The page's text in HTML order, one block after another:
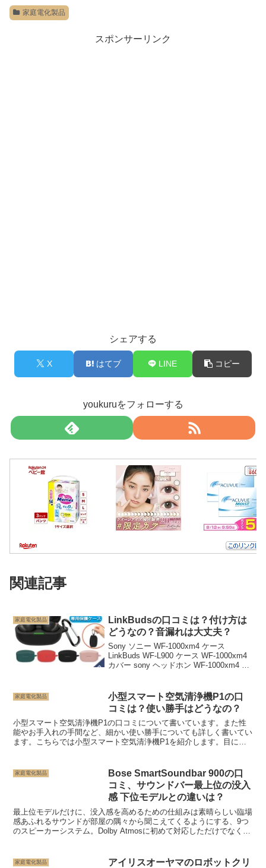
家庭電化製品
スポンサーリンク
シェアする
X はてブ LINE コピー
youkuruをフォローする
関連記事
家庭電化製品
LinkBudsの口コミは？付け方は
どうなの？音漏れは大丈夫？
Sony ソニー WF-1000xm4 ケース
LinkBuds WF-L900 ケース WF-1000xm4
カバー sony ヘッドホン WF-1000xm4 ケ
家庭電化製品
小型スマート空気清浄機P1の口
コミは？使い勝手はどうなの？
小型スマート空気清浄機P1の口コミについて書いています。また性
能やお手入れの手間など、細かい使い勝手についても詳しく書いてい
ます。こちらでは小型スマート空気清浄機P1を紹介します。目に見
家庭電化製品
Bose SmartSoundbar 900の口
コミ、サウンドバー最上位の没入
感 下位モデルとの違いは？
最上位モデルだけに、没入感を高めるための仕組みは素晴らしい臨場
感あふれるサウンドが部屋の隅々から聞こえてくるようにする、9つ
のスピーカーシステム。Dolby Atmosに初めて対応しただけでなく、
家庭電化製品
アイリスオーヤマのロボットクリ